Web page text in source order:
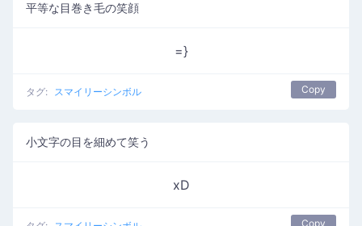
平等な目巻き毛の笑顔
=}
タグ: スマイリーシンボル Copy
小文字の目を細めて笑う
xD
Copy